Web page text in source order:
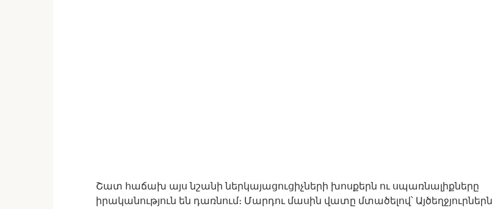
Շատ հաճախ այս նշանի ներկայացուցիչների խոսքերն ու սպառնալիքները
իրականություն են դառնում։ Մարդու մասին վատը մտածելով՝ Այծեղջյուրներն